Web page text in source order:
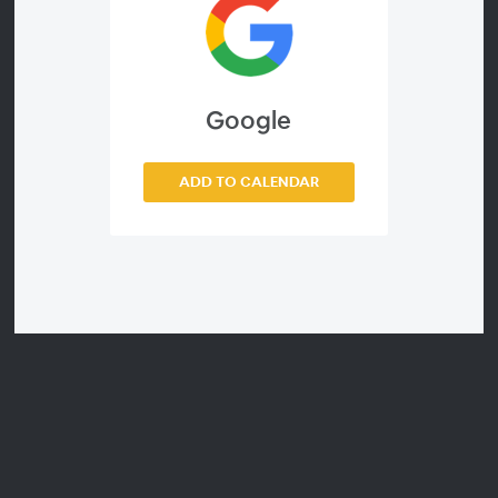
Socia Fundadora de Estudio PALMA
Arquitecta egresada de la Universidad
Nacional Autónoma de México UNAM, con
Google
ADD TO CALENDAR